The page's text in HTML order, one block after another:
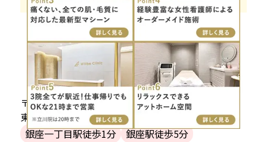
銀座本院
〒104-0061
東京都中央区銀座1-6-11 土志田ビル6階
銀座一丁目駅徒歩1分
銀座駅徒歩5分